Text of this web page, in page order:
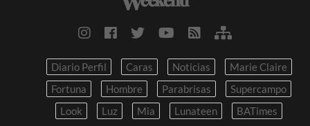
Diario Perfil Caras Noticias
Marie Claire
Fortuna
Hombre Parabrisas
Supercampo
Look
Luz Mia Lunateen BATimes